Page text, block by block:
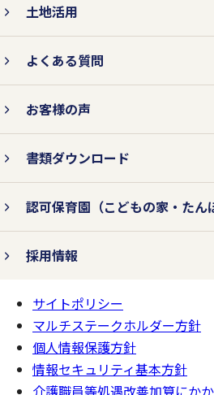
対策を行います。
3.法令およびその他の
します。
個人情報の取り扱いに関
護法をはじめとする個人
およびその他の規範を遵
4.個人情報保護コンプ
ス・プログラムの継続
います。
土地活用
よくある質問
お客様の声
書類ダウンロード
認可保育園 （こどもの家・たん
採用情報
ページの
一番上へ
サイトポリシー
マルチステークホルダー方針
個人情報保護方針
情報セキュリティ基本方針
介護職員等処遇改善加算にか